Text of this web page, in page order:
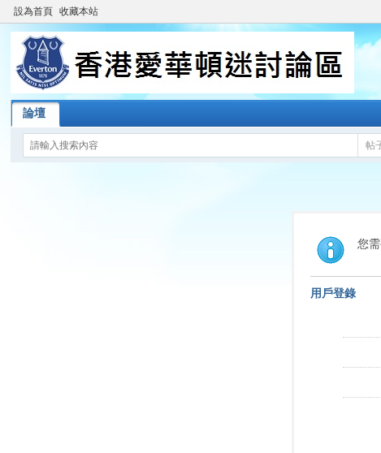
設為首頁 收藏本站
論壇
帖
您
用戶登錄